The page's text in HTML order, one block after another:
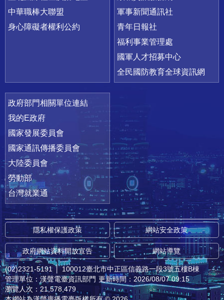
中華職棒大聯盟
身心障礙者權利公約
軍事新聞通訊社
青年日報社
福利事業管理處
國軍人才招募中心
全民國防教育全球資訊網
政府部門相關單位連結
我的E政府
國家發展委員會
國家通訊傳播委員會
大陸委員會
勞動部
台灣就業通
隱私權保護政策 網站安全政策
政府網站資料開放宣告 網站導覽
(02)2321-5191 │ 100012臺北市中正區信義路一段3號五樓B棟
管理單位：漢聲電臺資訊部門 更新時間：2026/08/07 09:15
瀏覽人次：21,578,479